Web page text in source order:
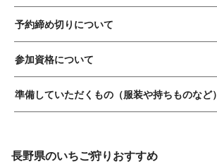
予約締め切りについて
参加資格について
準備していただくもの（服装や持ちものなど）
長野県のいちご狩りおすすめ